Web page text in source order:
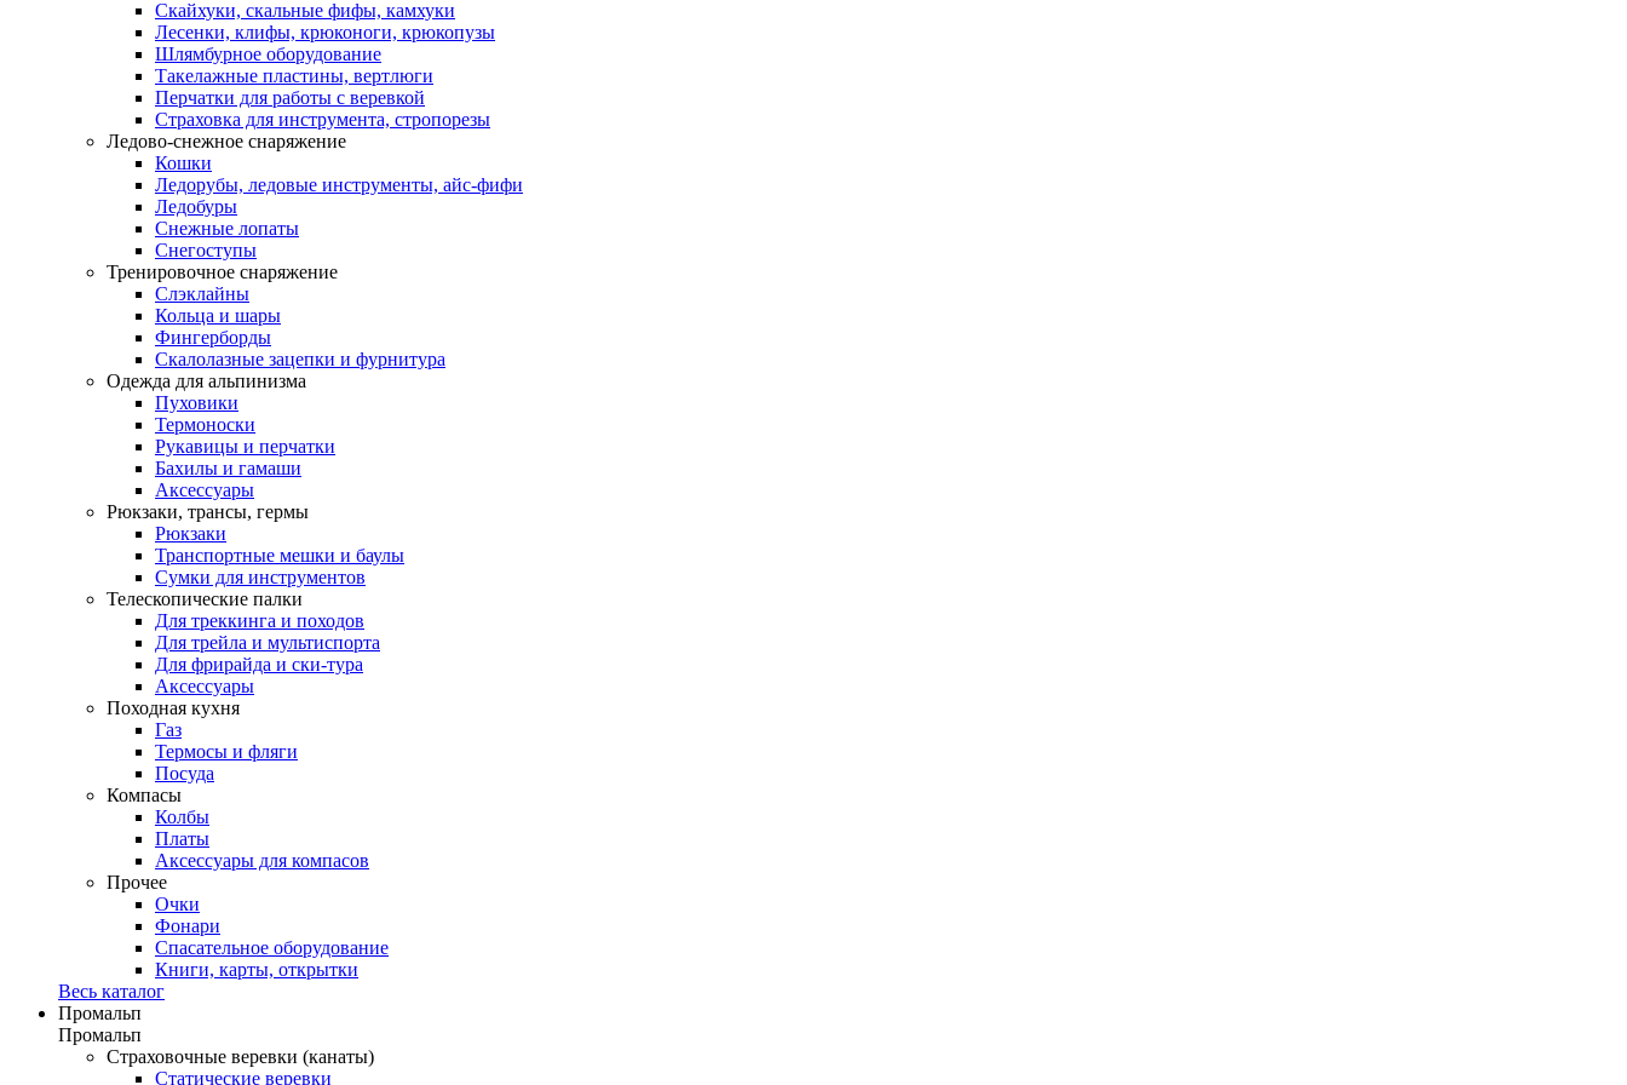
Скайхуки, скальные фифы, камхуки
Лесенки, клифы, крюконоги, крюкопузы
Шлямбурное оборудование
Такелажные пластины, вертлюги
Перчатки для работы с веревкой
Страховка для инструмента, стропорезы
Ледово-снежное снаряжение
Кошки
Ледорубы, ледовые инструменты, айс-фифи
Ледобуры
Снежные лопаты
Снегоступы
Тренировочное снаряжение
Слэклайны
Кольца и шары
Фингерборды
Скалолазные зацепки и фурнитура
Одежда для альпинизма
Пуховики
Термоноски
Рукавицы и перчатки
Бахилы и гамаши
Аксессуары
Рюкзаки, трансы, гермы
Рюкзаки
Транспортные мешки и баулы
Сумки для инструментов
Телескопические палки
Для треккинга и походов
Для трейла и мультиспорта
Для фрирайда и ски-тура
Аксессуары
Походная кухня
Газ
Термосы и фляги
Посуда
Компасы
Колбы
Платы
Аксессуары для компасов
Прочее
Очки
Фонари
Спасательное оборудование
Книги, карты, открытки
Весь каталог
Промальп
Промальп
Страховочные веревки (канаты)
Статические веревки